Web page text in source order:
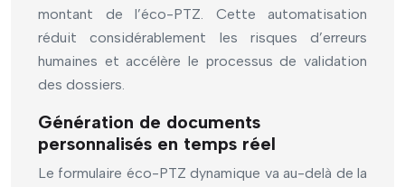
montant de l’éco-PTZ. Cette automatisation
réduit considérablement les risques d’erreurs
humaines et accélère le processus de validation
des dossiers.
Génération de documents
personnalisés en temps réel
Le formulaire éco-PTZ dynamique va au-delà de la